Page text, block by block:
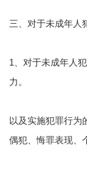
三、对于未成年人
1、对于未成年人
力。
以及实施犯罪行为
偶犯、悔罪表现、